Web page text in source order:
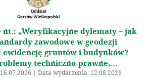
nt.: „Weryfikacyjne dylematy – jak
zawodowe w geodezji
ewidencję gruntów i budynków?
techniczno-prawne,...
| Data wydarzenia: 12.08.2026